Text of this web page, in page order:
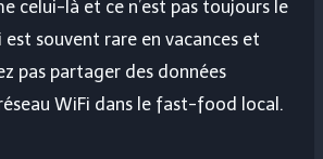
celui-là et ce n’est pas toujours le
est souvent rare en vacances et
pas partager des données
WiFi dans le fast-food local.